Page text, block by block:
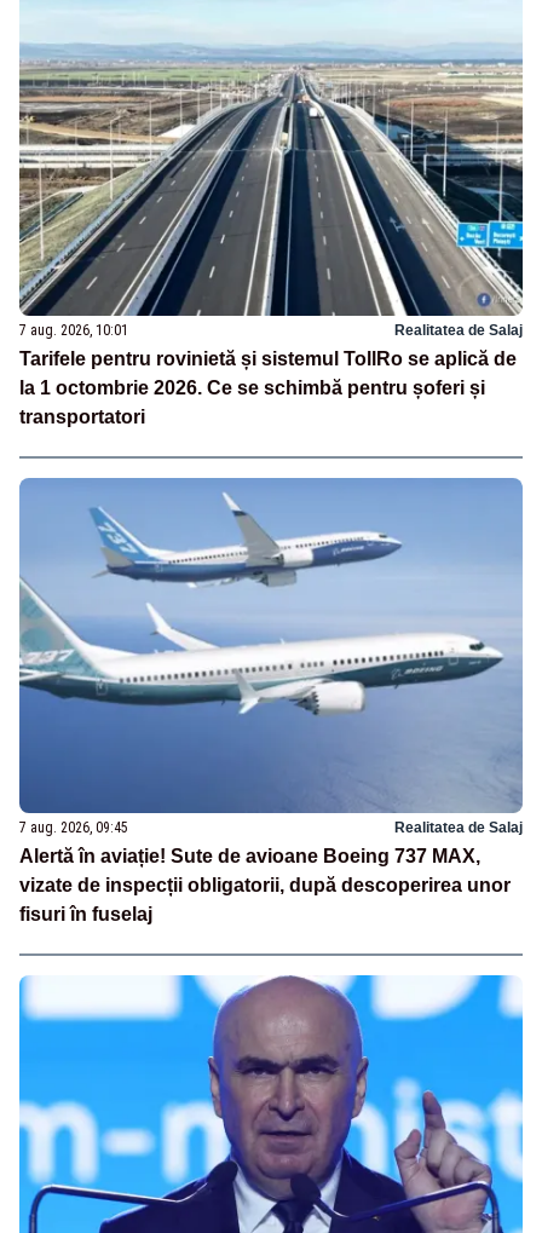
7 aug. 2026, 10:01 Realitatea de Salaj
Tarifele pentru rovinietă și sistemul TollRo se aplică de
la 1 octombrie 2026. Ce se schimbă pentru șoferi și
transportatori
7 aug. 2026, 09:45 Realitatea de Salaj
Alertă în aviație! Sute de avioane Boeing 737 MAX,
vizate de inspecții obligatorii, după descoperirea unor
fisuri în fuselaj